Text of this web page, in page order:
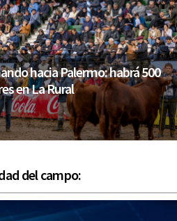
hacia Palermo: habrá 500
en La Rural
del campo: